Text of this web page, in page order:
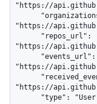
"https://
"https://
"https://
"https://
"https://